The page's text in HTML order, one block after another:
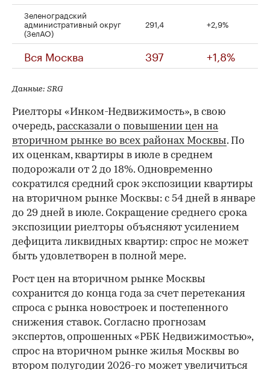
Зеленоградский
административный округ
(ЗелАО)
291,4 +2,9%
Вся Москва 397 +1,8%
Данные: SRG
Риелторы «Инком-Недвижимость», в свою
очередь,рассказали о повышении цен на
вторичном рынке во всех районах Москвы. По
их оценкам, квартиры в июле в среднем
подорожали от 2 до 18%. Одновременно
сократился средний срок экспозиции квартиры
на вторичном рынке Москвы: с 54 дней в январе
до 29 дней в июле. Сокращение среднего срока
экспозиции риелторы объясняют усилением
дефицита ликвидных квартир: спрос не может
быть удовлетворен в полной мере.
Рост цен на вторичном рынке Москвы
сохранится до конца года за счет перетекания
спроса с рынка новостроек и постепенного
снижения ставок. Согласно прогнозам
экспертов, опрошенных «РБК Недвижимостью»,
спрос на вторичном рынке жилья Москвы во
втором полугодии 2026-го может увеличиться